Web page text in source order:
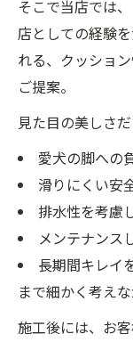
そこで当店では
店としての経験
れる、クッショ
ご提案。
見た目の美しさだ
愛犬の脚への
滑りにくい安
排水性を考慮
メンテナンス
長期間キレイ
まで細かく考え
施工後には、お